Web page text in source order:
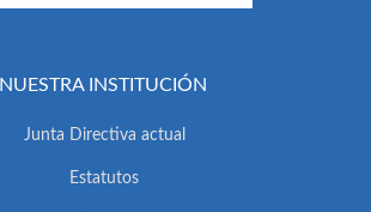
NUESTRA INSTITUCIÓN
Junta Directiva actual
Estatutos